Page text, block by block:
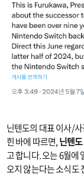
닌텐도의 대표 이사/
힌 바에 따르면,닌텐
고 합니다. 오는 6월에
오지 않는다는 소식도